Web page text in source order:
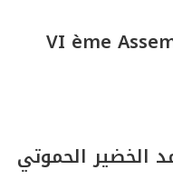
VI ème
الخضير الحموتي